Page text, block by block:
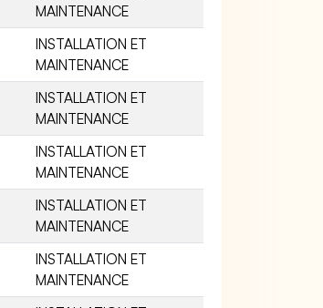
MAINTENANCE
INSTALLATION ET
MAINTENANCE
INSTALLATION ET
MAINTENANCE
INSTALLATION ET
MAINTENANCE
INSTALLATION ET
MAINTENANCE
INSTALLATION ET
MAINTENANCE